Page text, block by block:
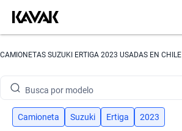
CAMIONETAS SUZUKI ERTIGA 2023 USADAS EN CHILE
Busca por modelo
Busca por versión
Camioneta Suzuki Ertiga 2023